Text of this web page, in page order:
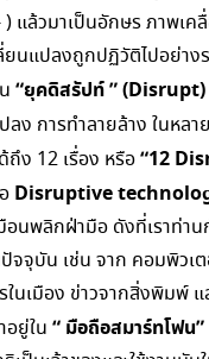
แล้วมาเป็นอักษร ภาพเค
นแปลงถูกปฏิวัติไปอย่างร
“ยุคดิสรัปท์ ” (Disrupt)
ลง การทำลายล้าง ในหลา
ถึง 12 เรื่อง หรือ“12
Disruptive
อนพลิกฝ่ามือ ดังที่เราท่าน
จจุบัน เช่น จาก คอมพิวเต
นเมือง ข่าวจากสิ่งพิมพ์ แ
ยู่ใน “ มือถือสมาร์ทโฟน”